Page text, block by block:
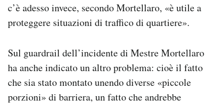
c’è adesso invece, secondo Mortellaro, «è utile a
proteggere situazioni di traffico di quartiere».
Sul guardrail dell’incidente di Mestre Mortellaro
ha anche indicato un altro problema: cioè il fatto
che sia stato montato unendo diverse «piccole
porzioni» di barriera, un fatto che andrebbe